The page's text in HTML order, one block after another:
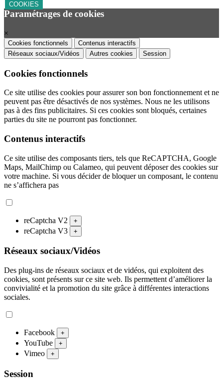
COOKIES
Paramétrages de cookies
×
Cookies fonctionnels
Contenus interactifs
Réseaux sociaux/Vidéos
Autres cookies Session
Cookies fonctionnels
Ce site utilise des cookies pour assurer son bon fonctionnement et ne
peuvent pas être désactivés de nos systèmes. Nous ne les utilisons
pas à des fins publicitaires. Si ces cookies sont bloqués, certaines
parties du site ne pourront pas fonctionner.
Contenus interactifs
Ce site utilise des composants tiers, tels que ReCAPTCHA, Google
Maps, MailChimp ou Calameo, qui peuvent déposer des cookies sur
votre machine. Si vous décider de bloquer un composant, le contenu
ne s’affichera pas
reCaptcha V2 +
reCaptcha V3 +
Réseaux sociaux/Vidéos
Des plug-ins de réseaux sociaux et de vidéos, qui exploitent des
cookies, sont présents sur ce site web. Ils permettent d’améliorer la
convivialité et la promotion du site grâce à différentes interactions
sociales.
Facebook +
YouTube +
Vimeo +
Session